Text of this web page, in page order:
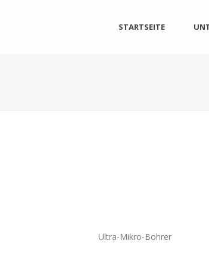
STARTSEITE
Ultra-Mikro-Bohrer